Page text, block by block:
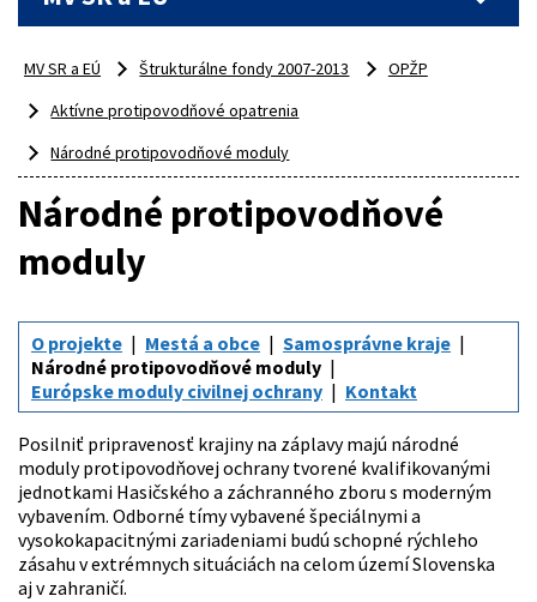
MV SR a EÚ Štrukturálne fondy 2007-2013
OPŽP
Aktívne protipovodňové opatrenia
Národné protipovodňové moduly
Národné protipovodňové
moduly
O projekte Mestá a obce
Samosprávne kraje
Národné protipovodňové moduly
Európske moduly civilnej ochrany
Kontakt
Posilniť pripravenosť krajiny na záplavy majú národné
moduly protipovodňovej ochrany tvorené kvalifikovanými
jednotkami Hasičského a záchranného zboru s moderným
vybavením. Odborné tímy vybavené špeciálnymi a
vysokokapacitnými zariadeniami budú schopné rýchleho
zásahu v extrémnych situáciách na celom území Slovenska
aj v zahraničí.